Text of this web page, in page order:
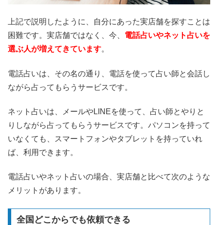
上記で説明したように、自分にあった実店舗を探すことは
困難です。実店舗ではなく、今、 電話占いやネット占いを
選ぶ人が増えてきています。
電話占いは、その名の通り、電話を使って占い師と会話し
ながら占ってもらうサービスです。
ネット占いは、メールやLINEを使って、占い師とやりと
りしながら占ってもらうサービスです。パソコンを持って
いなくても、スマートフォンやタブレットを持っていれ
ば、利用できます。
電話占いやネット占いの場合、実店舗と比べて次のような
メリットがあります。
全国どこからでも依頼できる